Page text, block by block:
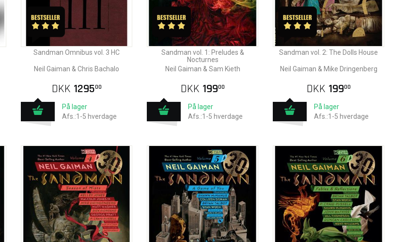
Sandman Omnibus vol. 3 HC
Neil Gaiman & Chris Bachalo
DKK 129500
På lager
Afs.:1-5 hverdage
Sandman vol. 1: Preludes &
Nocturnes
Neil Gaiman & Sam Kieth
DKK 19900
På lager
Afs.:1-5 hverdage
Sandman vol. 2: The Dolls House
Neil Gaiman & Mike Dringenberg
DKK 19900
På lager
Afs.:1-5 hverdage